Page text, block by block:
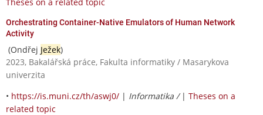
Orchestrating Container-Native Emulators of Human Network
Activity
(Ondřej Ježek)
2023, Bakalářská práce, Fakulta informatiky / Masarykova
univerzita
• https://is.muni.cz/th/aswj0/ | Informatika / | Theses on a
related topic